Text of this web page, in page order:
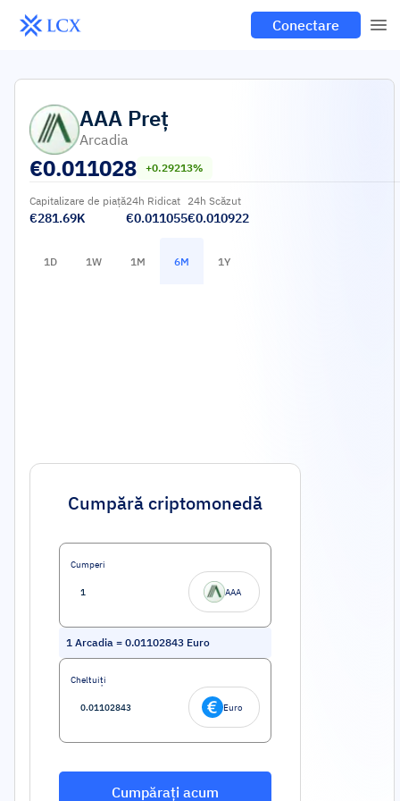
Conectare
AAA Preț
Arcadia
€0.011028 +0.29213%
Capitalizare de piață
€281.69K
24h Ridicat
€0.011055
24h Scăzut
€0.010922
1D 1W 1M 6M 1Y
Cumpără criptomonedă
Cumperi
AAA
1 Arcadia = 0.01102843 Euro
Cheltuiți
Euro
Cumpărați acum